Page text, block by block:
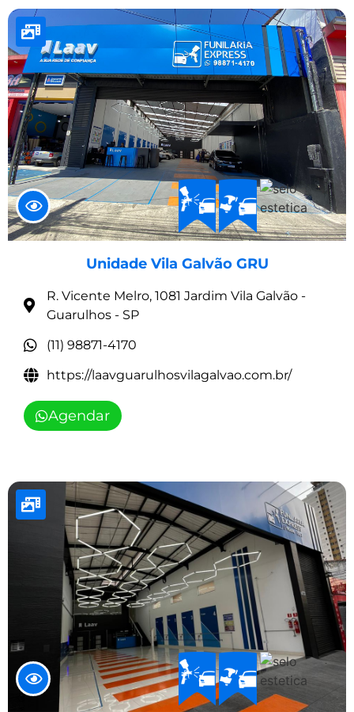
Unidade Vila Galvão GRU
R. Vicente Melro, 1081 Jardim Vila Galvão -
Guarulhos - SP
(11) 98871-4170
https://laavguarulhosvilagalvao.com.br/
Agendar